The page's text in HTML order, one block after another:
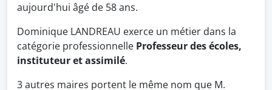
aujourd'hui âgé de 58 ans.
Dominique LANDREAU exerce un métier dans la
catégorie professionnelle Professeur des écoles,
instituteur et assimilé.
3 autres maires portent le même nom que M.